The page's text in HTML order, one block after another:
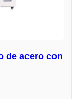
de acero con